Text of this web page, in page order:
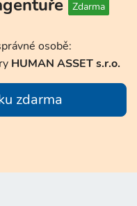
Zdarma
osobě:
HUMAN ASSET s.r.o.
zdarma